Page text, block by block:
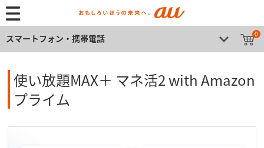
スマートフォン・携帯電話 0
使い放題MAX＋ マネ活2 with Amazon
プライム